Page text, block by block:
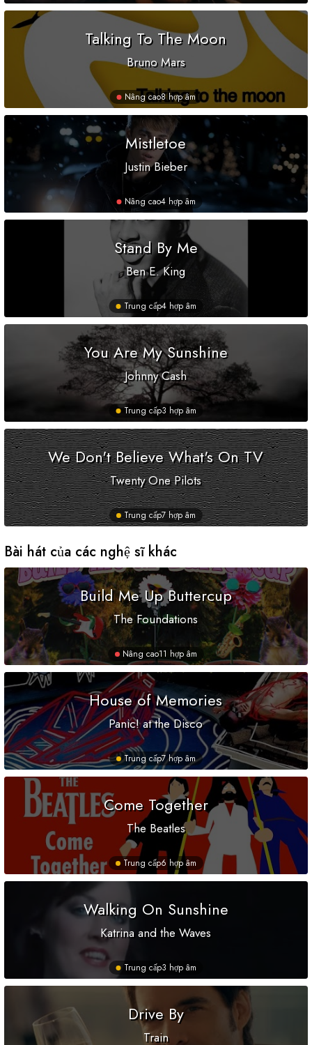
Talking To The Moon
Bruno Mars
Nâng cao8 hợp âm
Mistletoe
Justin Bieber
Nâng cao4 hợp âm
Stand By Me
Ben E. King
Trung cấp4 hợp âm
You Are My Sunshine
Johnny Cash
Trung cấp3 hợp âm
We Don't Believe What's On TV
Twenty One Pilots
Trung cấp7 hợp âm
Bài hát của các nghệ sĩ khác
Build Me Up Buttercup
The Foundations
Nâng cao11 hợp âm
House of Memories
Panic! at the Disco
Trung cấp7 hợp âm
Come Together
The Beatles
Trung cấp6 hợp âm
Walking On Sunshine
Katrina and the Waves
Trung cấp3 hợp âm
Drive By
Train